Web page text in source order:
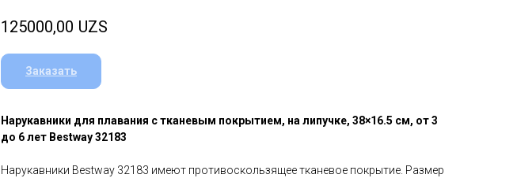
125000,00 UZS
Заказать
Нарукавники для плавания с тканевым покрытием, на липучке, 38×16.5 см, от 3
до 6 лет Bestway 32183
Нарукавники Bestway 32183 имеют противоскользящее тканевое покрытие. Размер